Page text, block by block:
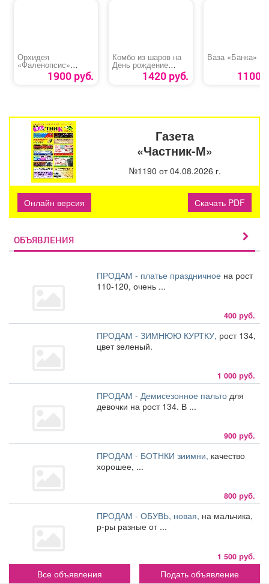
Орхидея
«Фаленопсис»
1900 руб.
Комбо из шаров на
День рождение
мальчика1420 руб.
Ваза «Банка»
1100
Газета
«Частник-М»
№1190 от 04.08.2026 г.
Онлайн версия Скачать PDF
ОБЪЯВЛЕНИЯ
ПРОДАМ - платье праздничное на рост
110-120, очень ...
400 руб.
ПРОДАМ - ЗИМНЮЮ КУРТКУ, рост 134,
цвет зеленый.
1 000 руб.
ПРОДАМ - Демисезонное пальто для
девочки на рост 134. В ...
900 руб.
ПРОДАМ - БОТНКИ зиимни, качество
хорошее, ...
800 руб.
ПРОДАМ - ОБУВЬ, новая, на мальчика,
р-ры разные от ...
1 500 руб.
Все объявления Подать объявление